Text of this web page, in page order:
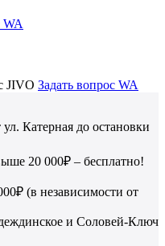
WA
JIVO Задать вопрос WA
Катерная до остановки
20 000₽ – бесплатно!
(в независимости от
и Соловей-Ключ